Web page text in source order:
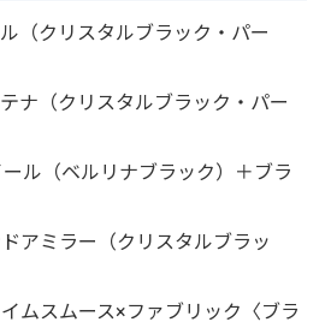
（クリスタルブラック・パー
ナ（クリスタルブラック・パー
ル（ベルリナブラック）＋ブラ
アミラー（クリスタルブラッ
ムスムース×ファブリック〈ブラ